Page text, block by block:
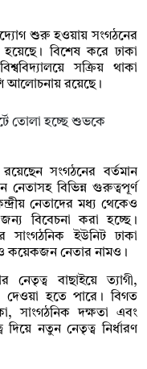
শুরু হওয়ায় সংগঠনের
হয়েছে। বিশেষ করে ঢাকা
সক্রিয় থাকা
আলোচনায় রয়েছে।
তোলা হচ্ছে শুভকে
সংগঠনের বর্তমান
নেতাসহ বিভিন্ন গুরুত্বপূর্ণ
নেতাদের মধ্য থেকেও
বিবেচনা করা হচ্ছে।
ইউনিট ঢাকা
কয়েকজন নেতার নামও।
নেতৃত্ব বাছাইয়ে ত্যাগী,
দেওয়া হতে পারে। বিগত
সাংগঠনিক দক্ষতা এবং
নতুন নেতৃত্ব নির্ধারণ